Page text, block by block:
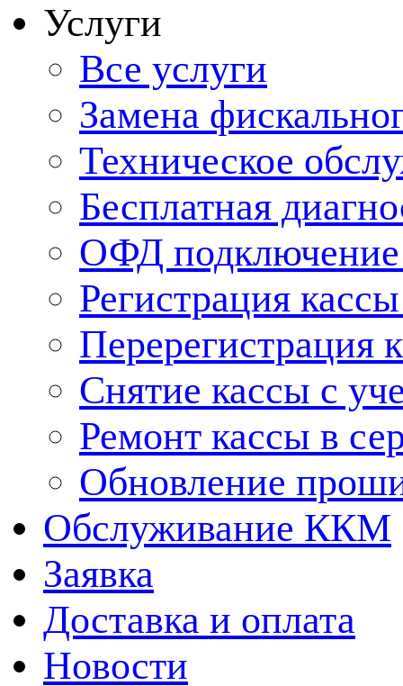
Услуги
Все услуги
Замена
Техническое
Бесплатная
ОФД подключение
Регистрация
Снятие кассы с
Ремонт кассы в
Обновление
Обслуживание ККМ
Заявка
Доставка и оплата
Новости